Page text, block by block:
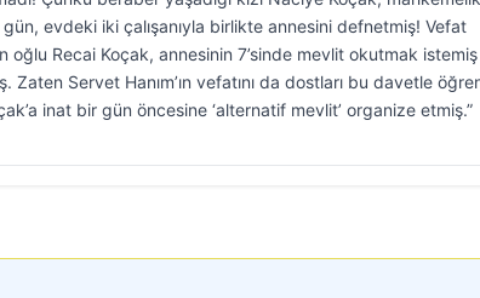
evdeki iki çalışanıyla birlikte annesini defnetmiş! Vefat
oğlu Recai Koçak, annesinin 7’sinde mevlit okutmak
Zaten Servet Hanım’ın vefatını da dostları bu davetle
inat bir gün öncesine ‘alternatif mevlit’ organize etmiş.”